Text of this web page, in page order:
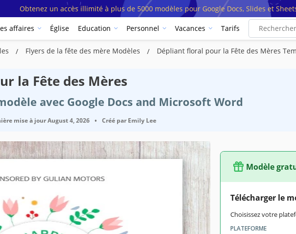
Obtenez un accès illimité à plus de 5000 modèles pour Google Docs, Slides et
affaires Église Education Personnel Vacances Tarifs
Flyers de la fête des mère Modèles Dépliant floral pour la Fête des Mères
la Fête des Mères
avec Google Docs and Microsoft Word
mise à jourAugust 4, 2026 • Créé par Emily Lee
Modèle
Télécharger le
Choisissez votre
PLATEFORME